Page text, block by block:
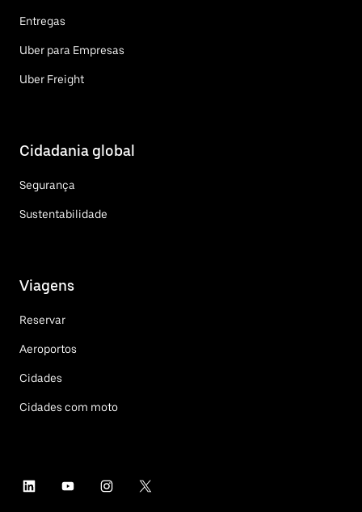
Entregas
Uber para Empresas
Uber Freight
Cidadania global
Segurança
Sustentabilidade
Viagens
Reservar
Aeroportos
Cidades
Cidades com moto